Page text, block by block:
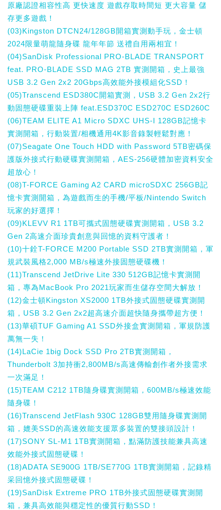
原廠認證相容性高 更快速度 遊戲存取時間短 更大容量 儲
存更多遊戲！
(03)Kingston DTCN24/128GB開箱實測動手玩，金士頓
2024限量萌龍隨身碟 龍年年節 送禮自用兩相宜！
(04)SanDisk Professional PRO-BLADE TRANSPORT
feat. PRO-BLADE SSD MAG 2TB 實測開箱，史上最強
USB 3.2 Gen 2x2 20Gbps高效能外接模組化SSD！
(05)Transcend ESD380C開箱實測，USB 3.2 Gen 2x2行
動固態硬碟重裝上陣 feat.ESD370C ESD270C ESD260C
(06)TEAM ELITE A1 Micro SDXC UHS-I 128GB記憶卡
實測開箱，行動裝置/相機通用4K影音錄製輕鬆對應！
(07)Seagate One Touch HDD with Password 5TB密碼保
護版外接式行動硬碟實測開箱，AES-256硬體加密資料安全
超放心！
(08)T-FORCE Gaming A2 CARD microSDXC 256GB記
憶卡實測開箱，為遊戲而生的手機/平板/Nintendo Switch
玩家的好選擇！
(09)KLEVV R1 1TB可攜式固態硬碟實測開箱，USB 3.2
Gen 2高速介面珍貴創意與回憶的資料守護者！
(10)十銓T-FORCE M200 Portable SSD 2TB實測開箱，軍
規武裝風格2,000 MB/s極速外接固態硬碟機！
(11)Transcend JetDrive Lite 330 512GB記憶卡實測開
箱，專為MacBook Pro 2021玩家而生儲存空間大解放！
(12)金士頓Kingston XS2000 1TB外接式固態硬碟實測開
箱，USB 3.2 Gen 2x2超高速介面超快隨身攜帶超方便！
(13)華碩TUF Gaming A1 SSD外接盒實測開箱，軍規防護
萬無一失！
(14)LaCie 1big Dock SSD Pro 2TB實測開箱，
Thunderbolt 3加持衝2,800MB/s高速傳輸創作者外接需求
一次滿足！
(15)TEAM C212 1TB隨身碟實測開箱，600MB/s極速效能
隨身碟！
(16)Transcend JetFlash 930C 128GB雙用隨身碟實測開
箱，媲美SSD的高速效能支援眾多裝置的雙接頭設計！
(17)SONY SL-M1 1TB實測開箱，點滿防護技能兼具高速
效能外接式固態硬碟！
(18)ADATA SE900G 1TB/SE770G 1TB實測開箱，記錄精
采回憶外接式固態硬碟！
(19)SanDisk Extreme PRO 1TB外接式固態硬碟實測開
箱，兼具高效能與穩定性的優質行動SSD！